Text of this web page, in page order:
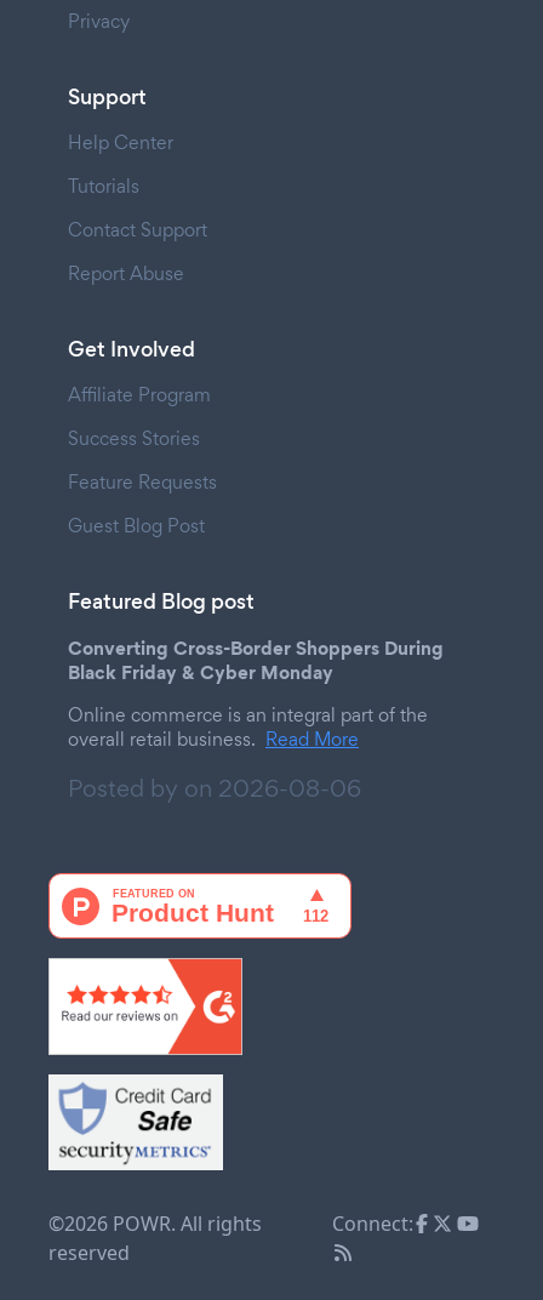
Privacy
Support
Help Center
Tutorials
Contact Support
Report Abuse
Get Involved
Affiliate Program
Success Stories
Feature Requests
Guest Blog Post
Featured Blog post
Converting Cross-Border Shoppers During
Black Friday & Cyber Monday
Online commerce is an integral part of the
overall retail business. Read More
Posted by on 2026-08-06
©2026 POWR. All rights
reserved
Connect: